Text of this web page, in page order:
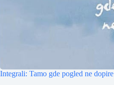
Integrali: Tamo gde pogled ne dopire